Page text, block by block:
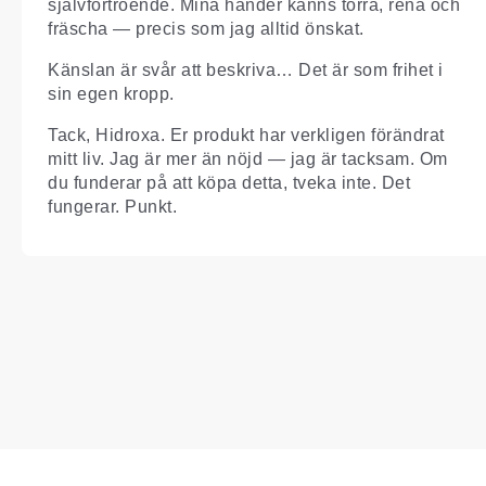
självförtroende. Mina händer känns torra, rena och
fräscha — precis som jag alltid önskat.
Känslan är svår att beskriva… Det är som frihet i
sin egen kropp.
Tack, Hidroxa. Er produkt har verkligen förändrat
mitt liv. Jag är mer än nöjd — jag är tacksam. Om
du funderar på att köpa detta, tveka inte. Det
fungerar. Punkt.